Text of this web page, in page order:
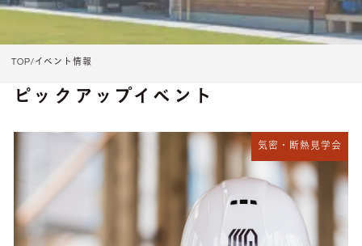
TOP イベント情報
ピックアップイベント
気密・断熱見学会